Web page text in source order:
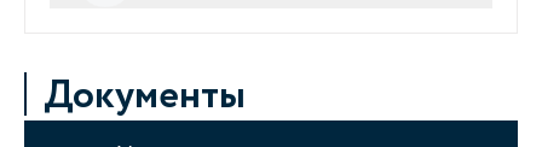
Документы